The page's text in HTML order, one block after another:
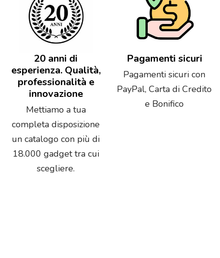
20 anni di
esperienza. Qualità,
professionalità e
innovazione
Mettiamo a tua
completa disposizione
un catalogo con più di
18.000 gadget tra cui
scegliere.
Pagamenti sicuri
Pagamenti sicuri con
PayPal, Carta di Credito
e Bonifico